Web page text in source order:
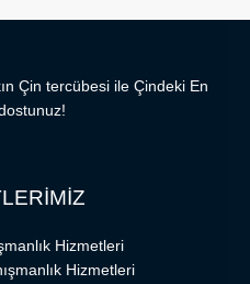
Çin tercübesi ile Çindeki En
Hizmetleri
Hizmetleri